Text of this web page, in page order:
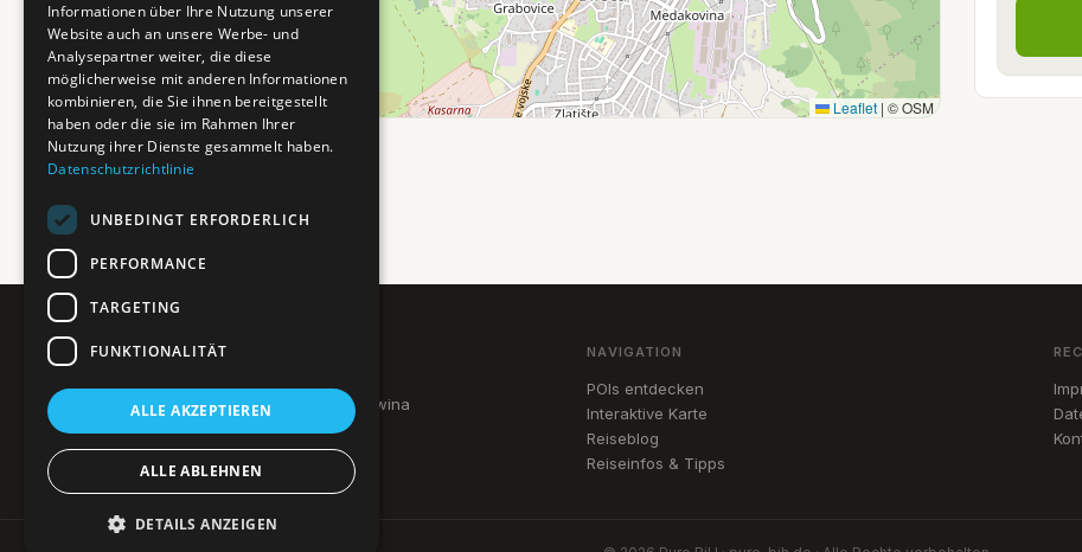
Leaflet | © OSM
Pure BiH
Authentisches Bosnien & Herzegowina
Ein Teil des BTP Reise-Netzwerks.
NAVIGATION
POIs entdecken
Interaktive Karte
Reiseblog
Reiseinfos & Tipps
Informationen über Ihre Nutzung unserer
Website auch an unsere Werbe- und
Analysepartner weiter, die diese
möglicherweise mit anderen Informationen
kombinieren, die Sie ihnen bereitgestellt
haben oder die sie im Rahmen Ihrer
Nutzung ihrer Dienste gesammelt haben.
Datenschutzrichtlinie
UNBEDINGT ERFORDERLICH
PERFORMANCE
TARGETING
FUNKTIONALITÄT
ALLE AKZEPTIEREN
ALLE ABLEHNEN
DETAILS ANZEIGEN